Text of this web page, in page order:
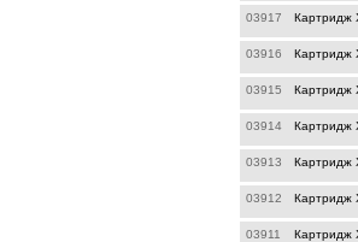
03917 Картридж
03916 Картридж
03915 Картридж
03914 Картридж
03913 Картридж
03912 Картридж
03911 Картридж